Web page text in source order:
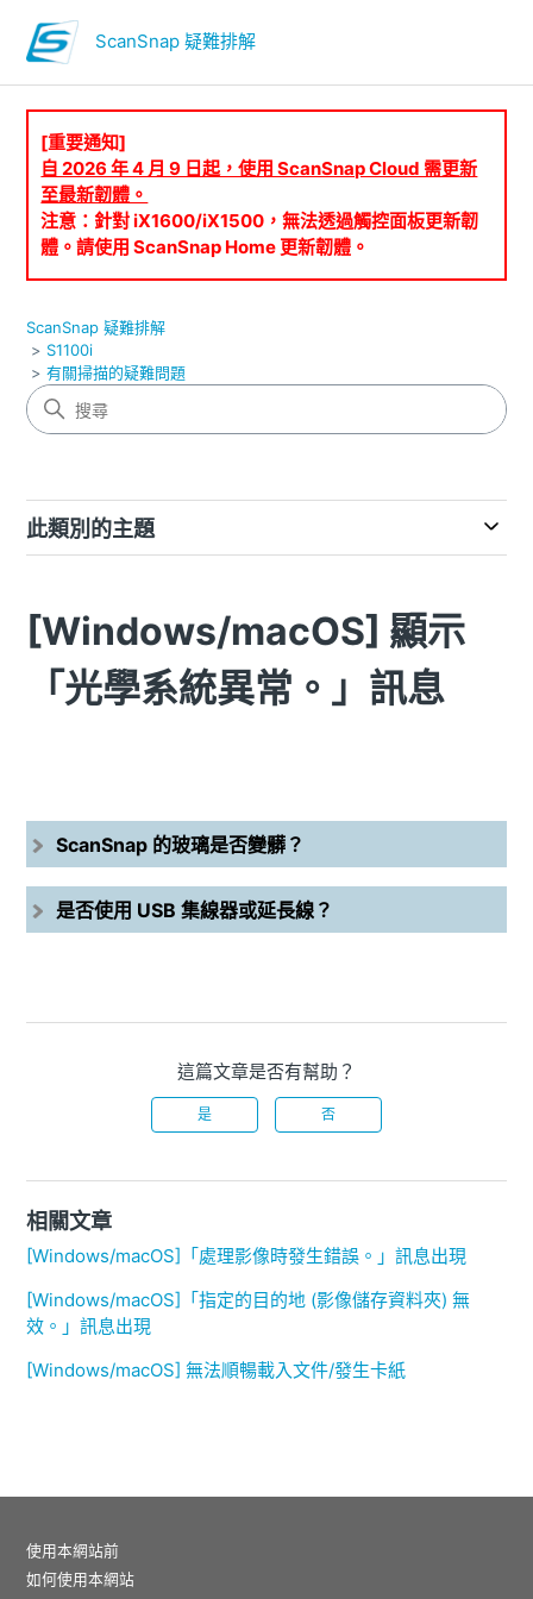
ScanSnap 疑難排解
[重要通知]
自 2026 年 4 月 9 日起，使用 ScanSnap Cloud 需更新
至最新韌體。
注意：針對 iX1600/iX1500，無法透過觸控面板更新韌
體。請使用 ScanSnap Home 更新韌體。
ScanSnap 疑難排解
S1100i
有關掃描的疑難問題
此類別的主題
[Windows/macOS] 顯示
「光學系統異常。」訊息
ScanSnap 的玻璃是否變髒？
是否使用 USB 集線器或延長線？
這篇文章是否有幫助？
是 否
相關文章
[Windows/macOS]「處理影像時發生錯誤。」訊息出現
[Windows/macOS]「指定的目的地 (影像儲存資料夾) 無
效。」訊息出現
[Windows/macOS] 無法順暢載入文件/發生卡紙
使用本網站前
如何使用本網站